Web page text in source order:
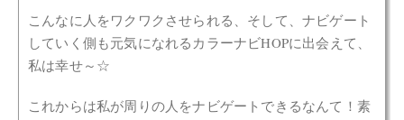
こんなに人をワクワクさせられる、そして、ナビゲート
していく側も元気になれるカラーナビHOPに出会えて、
私は幸せ～☆
これからは私が周りの人をナビゲートできるなんて！素